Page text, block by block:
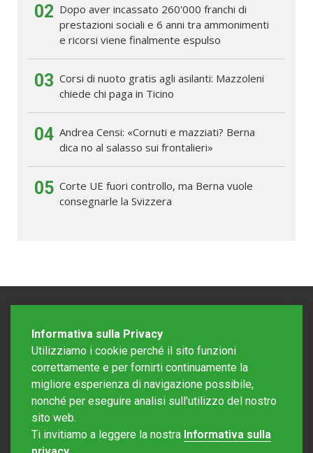
02 Dopo aver incassato 260'000 franchi di
prestazioni sociali e 6 anni tra ammonimenti
e ricorsi viene finalmente espulso
03 Corsi di nuoto gratis agli asilanti: Mazzoleni
chiede chi paga in Ticino
04 Andrea Censi: «Cornuti e mazziati? Berna
dica no al salasso sui frontalieri»
05 Corte UE fuori controllo, ma Berna vuole
consegnarle la Svizzera
Editore Rotostampa SA
Informativa sulla Privacy
Utilizziamo i cookie perché il sito funzioni
correttamente e per fornirti continuamente la
migliore esperienza di navigazione possibile,
nonché per eseguire analisi sull'utilizzo del nostro
sito web.
Ti invitiamo a leggere la nostra Informativa sulla